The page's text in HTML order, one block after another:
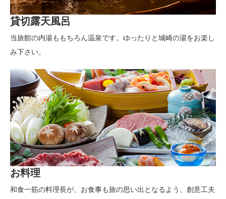
貸切露天風呂
当旅館の内湯ももちろん温泉です。ゆったりと城崎の湯をお楽し
み下さい。
お料理
和食一筋の料理長が、お食事も旅の思い出となるよう、創意工夫